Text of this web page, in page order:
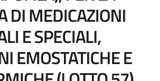
DI MEDICAZIONI
E SPECIALI,
EMOSTATICHE E